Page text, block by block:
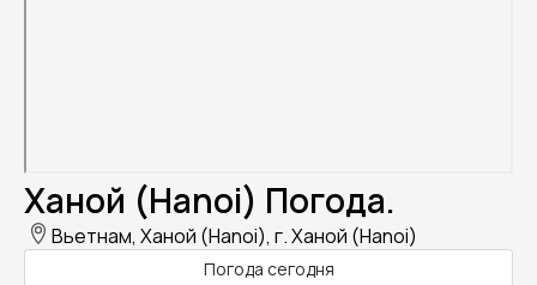
Ханой (Hanoi) Погода.
Вьетнам, Ханой (Hanoi), г. Ханой (Hanoi)
Погода сегодня